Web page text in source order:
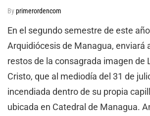
Byprimerordencom
En el segundo semestre de este
Arquidiócesis de Managua, enviará
restos de la consagrada imagen de
Cristo, que al mediodía del 31 de
incendiada dentro de su propia
ubicada en Catedral de Managua.